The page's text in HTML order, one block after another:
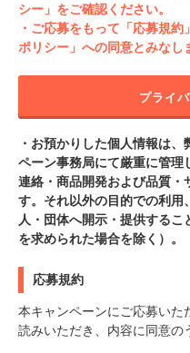
シー」をご確認ください。
・ご応募をもって「応募規
ポリシー」への同意とみなし
プライ
・お預かりした個人情報は
ペーン事務局にて厳重に管理
連絡・商品開発および品質・
す。それ以外の目的での利用
人・団体へ開示・提供する
を求められた場合を除く）。
応募規約
本キャンペーンにご応募いた
読みいただき、内容に同意の